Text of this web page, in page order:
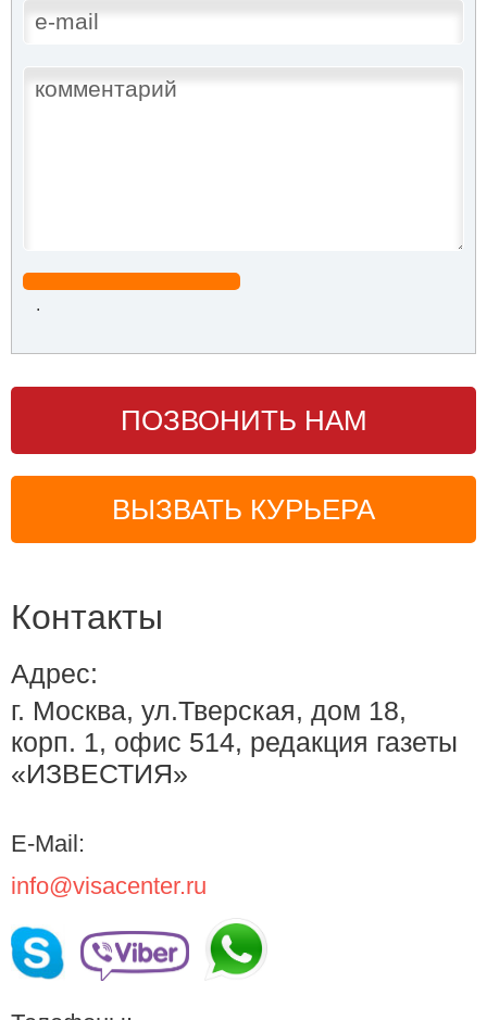
.
ПОЗВОНИТЬ НАМ
ВЫЗВАТЬ КУРЬЕРА
Контакты
Адрес:
г. Москва, ул.Тверская, дом 18,
корп. 1, офис 514, редакция газеты
«ИЗВЕСТИЯ»
E-Mail:
info@visacenter.ru